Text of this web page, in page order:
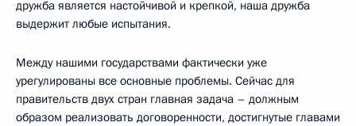
дружба является настойчивой и крепкой, наша дружба
выдержит любые испытания.
Между нашими государствами фактически уже
урегулированы все основные проблемы. Сейчас для
правительств двух стран главная задача – должным
образом реализовать договоренности, достигнутые главами